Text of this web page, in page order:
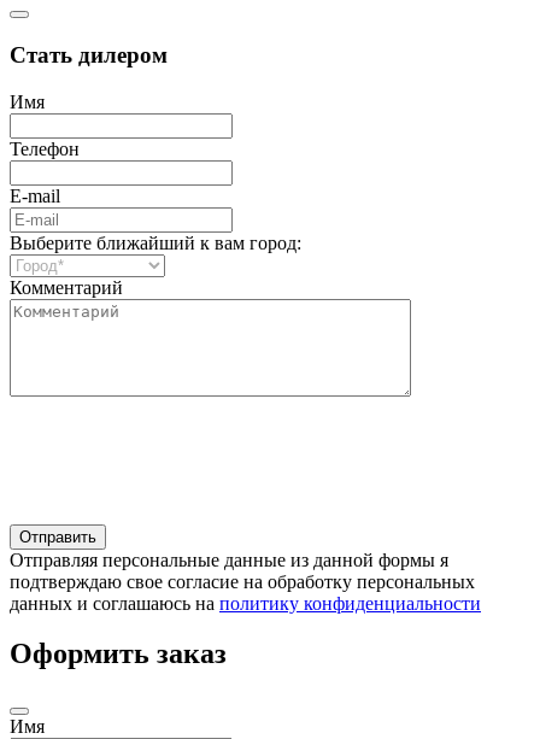
Стать дилером
Имя
Телефон
E-mail
Выберите ближайший к вам город:
Комментарий
Отправляя персональные данные из данной формы я
подтверждаю свое согласие на обработку персональных
данных и соглашаюсь на политику конфиденциальности
Оформить заказ
Имя